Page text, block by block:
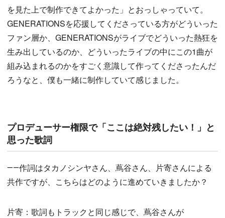
を見た上で制作できてよかった」とおっしゃっていて。
GENERATIONSを応援してくださっている方がどういった
ファン層か、GENERATIONSがライブでどういった熱狂を
生み出しているのか、どういったライブの中にこの1曲が
組み込まれるのかをすごく意識して作ってくださったんだ
ろうなと、僕も一緒に制作していて感じました。
プロデューサー権限で「ここは絶対残したい！」と
思った歌詞
――作詞はタカノシンヤさん、蔦谷さん、片寄さんによる
共作ですが、こちらはどのように進めていきましたか？
片寄：歌詞もトラックと同じ感じで、蔦谷さんが